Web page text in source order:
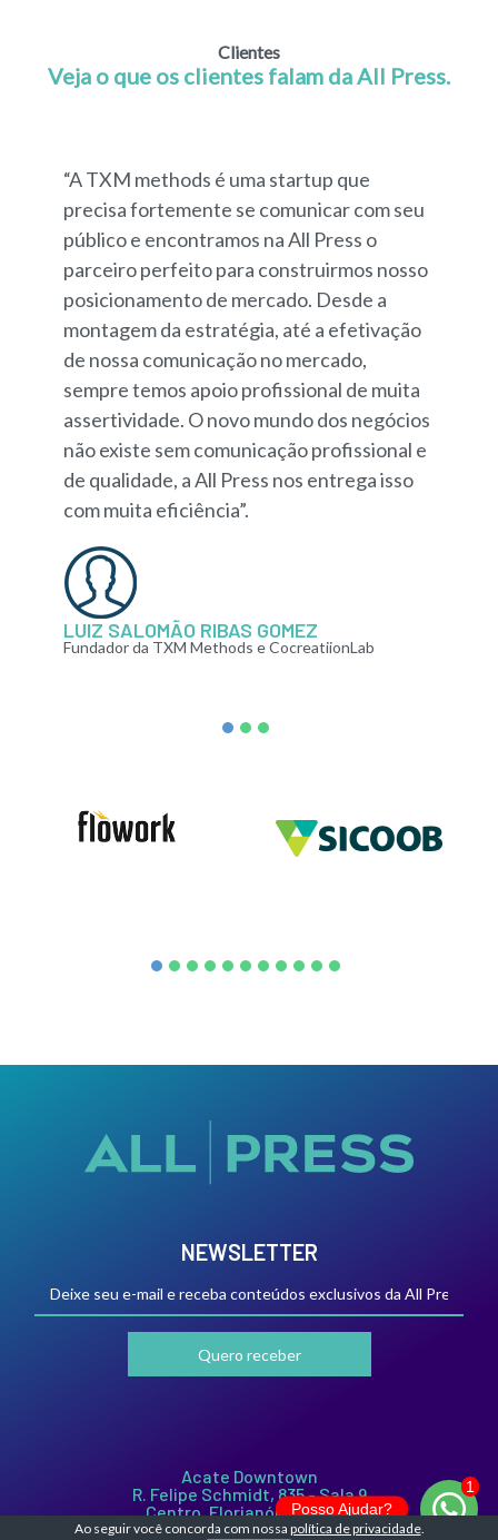
Clientes
Veja o que os clientes falam da All Press.
“A TXM methods é uma startup que
precisa fortemente se comunicar com seu
público e encontramos na All Press o
parceiro perfeito para construirmos nosso
posicionamento de mercado. Desde a
montagem da estratégia, até a efetivação
de nossa comunicação no mercado,
sempre temos apoio profissional de muita
assertividade. O novo mundo dos negócios
não existe sem comunicação profissional e
de qualidade, a All Press nos entrega isso
com muita eficiência”.
LUIZ SALOMÃO RIBAS GOMEZ
Fundador da TXM Methods e CocreatiionLab
NEWSLETTER
Acate Downtown
R. Felipe Schmidt, 835 - Sala 9
Centro, Florianópolis - SC,
88010-001
Posso Ajudar?
Ao seguir você concorda com nossa política de privacidade.